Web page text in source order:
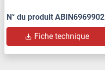
N° du produit ABIN6969902
Fiche technique